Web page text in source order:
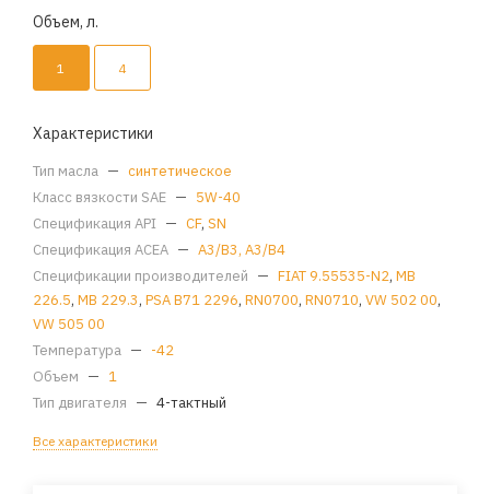
Объем, л.
1 4
Характеристики
Тип масла — синтетическое
Класс вязкости SAE — 5W-40
Спецификация API — CF, SN
Спецификация ACEA — A3/B3, A3/B4
Спецификации производителей — FIAT 9.55535-N2, MB
226.5, MB 229.3, PSA B71 2296, RN0700, RN0710, VW 502 00,
VW 505 00
Температура — -42
Объем — 1
Тип двигателя — 4-тактный
Все характеристики